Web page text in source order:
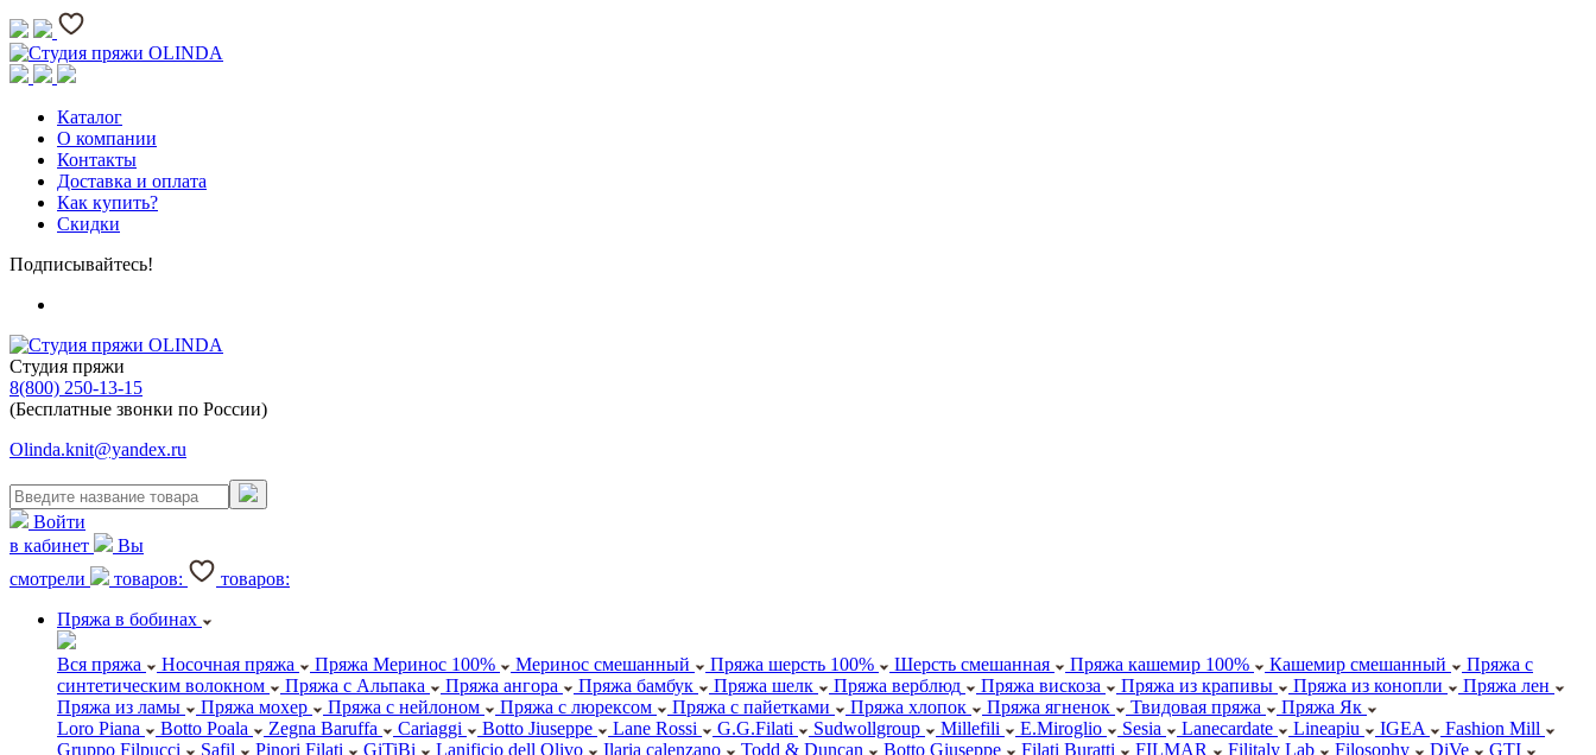
Каталог
О компании
Контакты
Доставка и оплата
Как купить?
Скидки
Подписывайтесь!
Студия пряжи
8(800) 250-13-15
(Бесплатные звонки по России)
Olinda.knit@yandex.ru
Войти
в кабинет
Вы
смотрели
товаров:
товаров:
Пряжа в бобинах
Вся пряжа Носочная пряжа Пряжа Меринос 100% Меринос смешанный Пряжа шерсть 100% Шерсть смешанная Пряжа кашемир 100% Кашемир смешанный
Пряжа с
синтетическим волокном
Пряжа с Альпака Пряжа ангора Пряжа бамбук Пряжа шелк Пряжа верблюд Пряжа вискоза Пряжа из крапивы Пряжа из конопли
Пряжа лен
Пряжа из ламы
Пряжа мохер Пряжа с нейлоном Пряжа с люрексом Пряжа с пайетками Пряжа хлопок Пряжа ягненок Твидовая пряжа
Пряжа Як
Loro Piana
Botto Poala Zegna Baruffa Cariaggi Botto Jiuseppe Lane Rossi G.G.Filati Sudwollgroup Millefili E.Miroglio Sesia Lanecardate Lineapiu IGEA
Fashion Mill
Gruppo Filpucci
Safil Pinori Filati GiTiBi Lanificio dell Olivo Ilaria calenzano Todd & Duncan Botto Giuseppe Filati Buratti FILMAR Filitaly Lab Filosophy DiVe
GTI